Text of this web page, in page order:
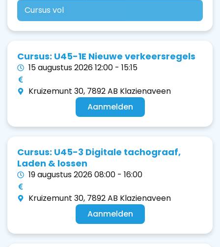
Cursus vol
Cursus: U45-1E Nieuwe verkeersregels
15 augustus 2026 12:00 - 15:15
Kruizemunt 30, 7892 AB Klazienaveen
Aanmelden
Cursus: U45-3 Digitale tachograaf,
Laden & lossen
19 augustus 2026 08:00 - 16:00
Kruizemunt 30, 7892 AB Klazienaveen
Aanmelden